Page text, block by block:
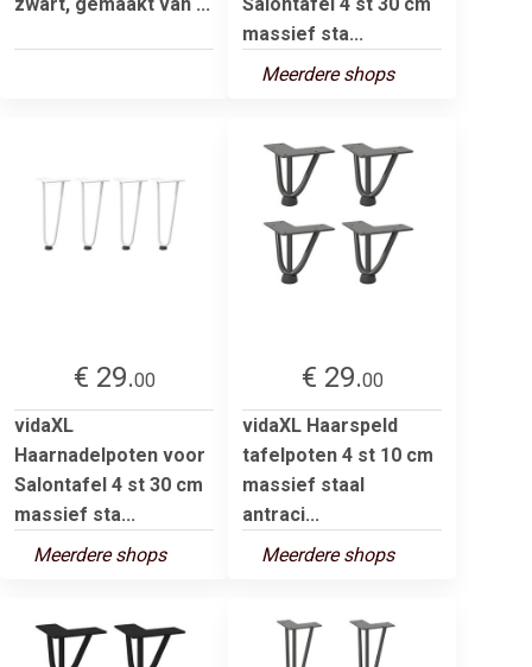
massief sta...
Meerdere shops
€ 29.00
vidaXL
Haarnadelpoten voor
Salontafel 4 st 30 cm
massief sta...
Meerdere shops
€ 29.00
vidaXL Haarspeld
tafelpoten 4 st 10 cm
massief staal
antraci...
Meerdere shops